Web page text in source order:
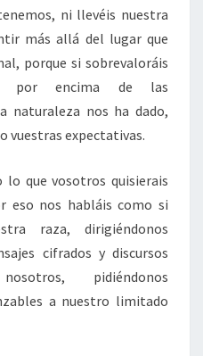
ni llevéis nuestra
más allá del lugar que
porque si sobrevaloráis
por encima de las
naturaleza nos ha dado,
vuestras expectativas.
que vosotros quisierais
eso nos habláis como si
raza, dirigiéndonos
cifrados y discursos
pidiéndonos
a nuestro limitado